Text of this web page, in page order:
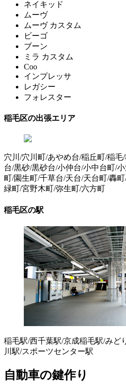
ネイキッド
ムーヴ
ムーヴ カスタム
ビーゴ
ブーン
ミラ カスタム
Coo
インプレッサ
レガシー
フォレスター
稲毛区の出張エリア
穴川/穴川町/あやめ台/稲丘町/稲
台/黒砂/黒砂台/小仲台/小中台町/
町/園生町/千草台/天台/天台町/轟
緑町/宮野木町/弥生町/六方町
稲毛区の駅
稲毛駅/西千葉駅/京成稲毛駅/みど
川駅/スポーツセンター駅
自動車の鍵作り